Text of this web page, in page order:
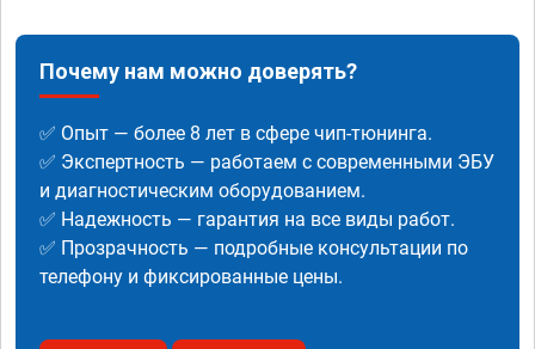
Почему нам можно доверять?
✅ Опыт — более 8 лет в сфере чип-тюнинга.
✅ Экспертность — работаем с современными ЭБУ
и диагностическим оборудованием.
✅ Надежность — гарантия на все виды работ.
✅ Прозрачность — подробные консультации по
телефону и фиксированные цены.